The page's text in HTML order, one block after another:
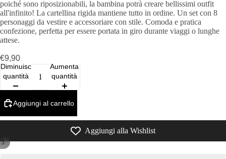
5
poiché sono riposizionabili, la bambina potrà creare bellissimi outfit
all'infinito! La cartellina rigida mantiene tutto in ordine. Un set con 8
personaggi da vestire e accessoriare con stile. Comoda e pratica
confezione, perfetta per essere portata in giro durante viaggi o lunghe
attese.
€9,90
Diminuisci
quantità
Aumenta
quantità
Aggiungi al carrello
Aggiungi alla Wishlist